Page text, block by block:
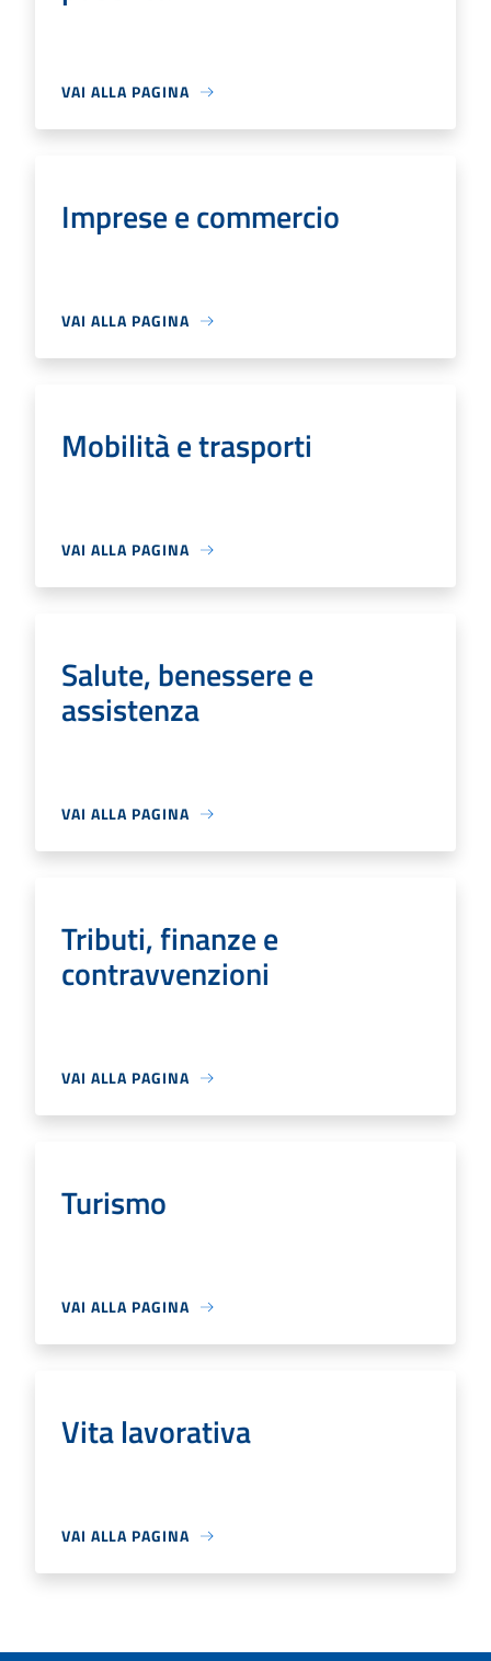
VAI ALLA PAGINA
Imprese e commercio
VAI ALLA PAGINA
Mobilità e trasporti
VAI ALLA PAGINA
Salute, benessere e
assistenza
VAI ALLA PAGINA
Tributi, finanze e
contravvenzioni
VAI ALLA PAGINA
Turismo
VAI ALLA PAGINA
Vita lavorativa
VAI ALLA PAGINA